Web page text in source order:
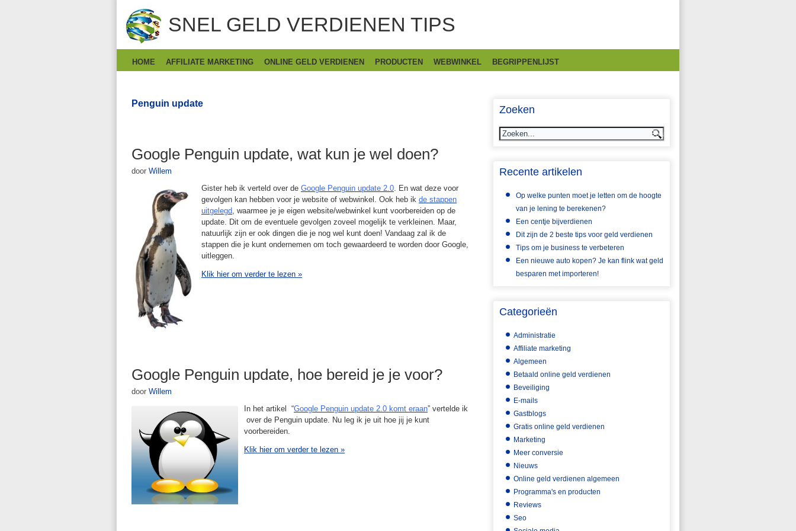
SNEL GELD VERDIENEN TIPS
HOME AFFILIATE MARKETING ONLINE GELD VERDIENEN PRODUCTEN WEBWINKEL BEGRIPPENLIJST
Penguin update
Google Penguin update, wat kun je wel doen?
door Willem
Gister heb ik verteld over de Google Penguin update 2.0. En wat deze voor
gevolgen kan hebben voor je website of webwinkel. Ook heb ik de stappen
uitgelegd, waarmee je je eigen website/webwinkel kunt voorbereiden op de
update. Dit om de eventuele gevolgen zoveel mogelijk te verkleinen. Maar,
natuurlijk zijn er ook dingen die je nog wel kunt doen! Vandaag zal ik de
stappen die je kunt ondernemen om toch gewaardeerd te worden door Google,
uitleggen.
Klik hier om verder te lezen »
Google Penguin update, hoe bereid je je voor?
door Willem
In het artikel “Google Penguin update 2.0 komt eraan” vertelde ik
over de Penguin update. Nu leg ik je uit hoe jij je kunt
voorbereiden.
Klik hier om verder te lezen »
Zoeken
Recente artikelen
Op welke punten moet je letten om de hoogte
van je lening te berekenen?
Een centje bijverdienen
Dit zijn de 2 beste tips voor geld verdienen
Tips om je business te verbeteren
Een nieuwe auto kopen? Je kan flink wat geld
besparen met importeren!
Categorieën
Administratie
Affiliate marketing
Algemeen
Betaald online geld verdienen
Beveiliging
E-mails
Gastblogs
Gratis online geld verdienen
Marketing
Meer conversie
Nieuws
Online geld verdienen algemeen
Programma's en producten
Reviews
Seo